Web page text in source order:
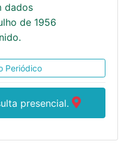
dados
de 1956
Periódico
presencial.